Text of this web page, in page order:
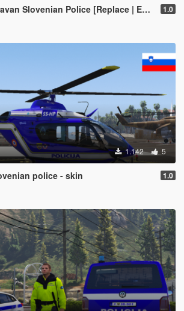
Slovenian Police [Replace | ELS] 1.0
1.142 5
police - skin 1.0